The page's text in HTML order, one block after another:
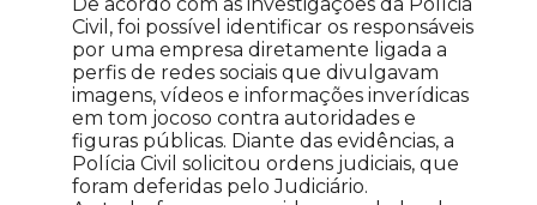
Civil, foi possível identificar os responsáveis
por uma empresa diretamente ligada a
perfis de redes sociais que divulgavam
imagens, vídeos e informações inverídicas
em tom jocoso contra autoridades e
figuras públicas. Diante das evidências, a
Polícia Civil solicitou ordens judiciais, que
foram deferidas pelo Judiciário.